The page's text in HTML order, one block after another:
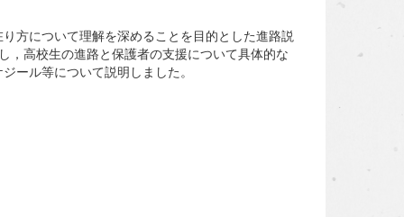
方について理解を深めることを目的とした進路説
，高校生の進路と保護者の支援について具体的な
ール等について説明しました。